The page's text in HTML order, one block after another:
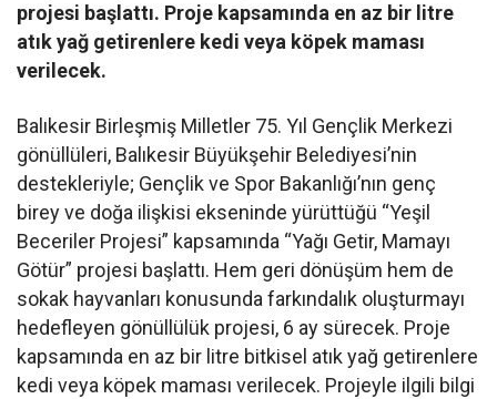
projesi başlattı. Proje kapsamında en az bir litre
atık yağ getirenlere kedi veya köpek maması
verilecek.
Balıkesir Birleşmiş Milletler 75. Yıl Gençlik Merkezi
gönüllüleri, Balıkesir Büyükşehir Belediyesi’nin
destekleriyle; Gençlik ve Spor Bakanlığı’nın genç
birey ve doğa ilişkisi ekseninde yürüttüğü “Yeşil
Beceriler Projesi” kapsamında “Yağı Getir, Mamayı
Götür” projesi başlattı. Hem geri dönüşüm hem de
sokak hayvanları konusunda farkındalık oluşturmayı
hedefleyen gönüllülük projesi, 6 ay sürecek. Proje
kapsamında en az bir litre bitkisel atık yağ getirenlere
kedi veya köpek maması verilecek. Projeyle ilgili bilgi